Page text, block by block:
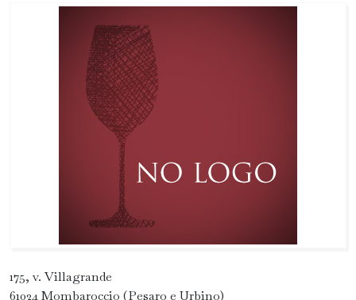
175, v. Villagrande
61024 Mombaroccio (Pesaro e Urbino)